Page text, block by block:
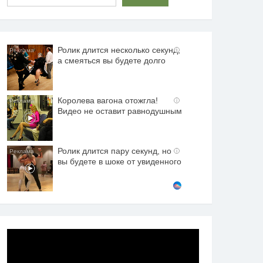
i
Ролик длится несколько секунд,
а смеяться вы будете долго
i
Королева вагона отожгла!
Видео не оставит равнодушным
i
Ролик длится пару секунд, но
вы будете в шоке от увиденного